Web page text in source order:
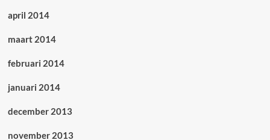
april 2014
maart 2014
februari 2014
januari 2014
december 2013
november 2013